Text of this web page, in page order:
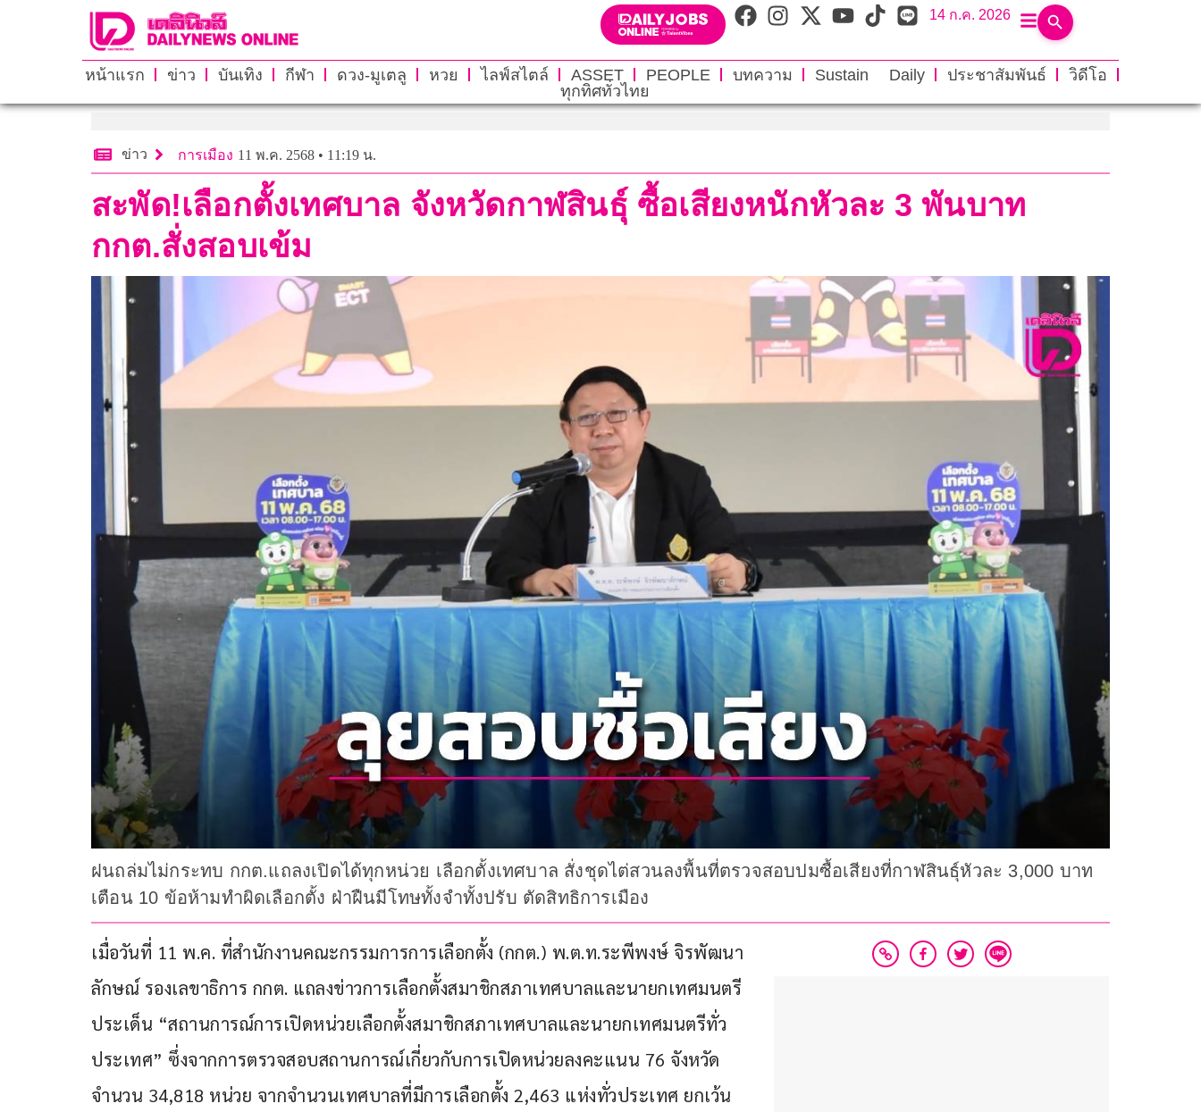
14 ก.ค. 2026
หน้าแรก ข่าว บันเทิง กีฬา ดวง-มูเตลู หวย ไลฟ์สไตล์ ASSET PEOPLE บทความ Sustain Daily ประชาสัมพันธ์
วิดีโอ
ทุกทิศทั่วไทย
ข่าว การเมือง 11 พ.ค. 2568 • 11:19 น.
สะพัด!เลือกตั้งเทศบาล จังหวัดกาฬสินธุ์ ซื้อเสียงหนักหัวละ 3 พันบาท
กกต.สั่งสอบเข้ม
ฝนถล่มไม่กระทบ กกต.แถลงเปิดได้ทุกหน่วย เลือกตั้งเทศบาล สั่งชุดไต่สวนลงพื้นที่ตรวจสอบปมซื้อเสียงที่กาฬสินธุ์หัวละ 3,000 บาท
เตือน 10 ข้อห้ามทำผิดเลือกตั้ง ฝ่าฝืนมีโทษทั้งจำทั้งปรับ ตัดสิทธิการเมือง
เมื่อวันที่ 11 พ.ค. ที่สำนักงานคณะกรรมการการเลือกตั้ง (กกต.) พ.ต.ท.ระพีพงษ์ จิรพัฒนา
ลักษณ์ รองเลขาธิการ กกต. แถลงข่าวการเลือกตั้งสมาชิกสภาเทศบาลและนายกเทศมนตรี
ประเด็น “สถานการณ์การเปิดหน่วยเลือกตั้งสมาชิกสภาเทศบาลและนายกเทศมนตรีทั่ว
ประเทศ” ซึ่งจากการตรวจสอบสถานการณ์เกี่ยวกับการเปิดหน่วยลงคะแนน 76 จังหวัด
จำนวน 34,818 หน่วย จากจำนวนเทศบาลที่มีการเลือกตั้ง 2,463 แห่งทั่วประเทศ ยกเว้น